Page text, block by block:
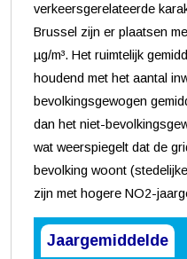
verkeersgerelateerde
Brussel zijn er plaatsen
µg/m³. Het ruimtelijk
houdend met het aantal
bevolkingsgewogen
dan het niet-
wat weerspiegelt dat de
bevolking woont
zijn met hogere NO2-
Jaargemiddelde